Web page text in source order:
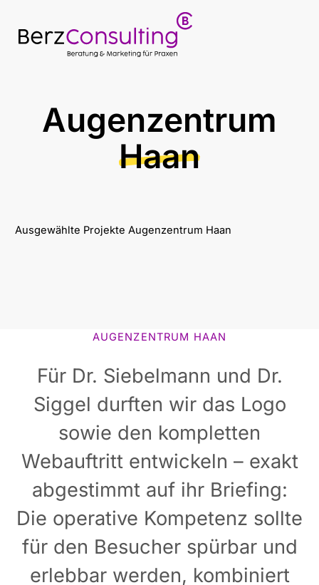
Augenzentrum
Haan
Ausgewählte Projekte Augenzentrum Haan
AUGENZENTRUM HAAN
Für Dr. Siebelmann und Dr.
Siggel durften wir das Logo
sowie den kompletten
Webauftritt entwickeln – exakt
abgestimmt auf ihr Briefing:
Die operative Kompetenz sollte
für den Besucher spürbar und
erlebbar werden, kombiniert